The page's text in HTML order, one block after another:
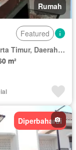
Rumah
Featured
RW 12, Kayu Putih, Pulo Gadung, Jakarta Timur, Daerah Khusus Ibukota Jakarta
m²
Diperbaharui